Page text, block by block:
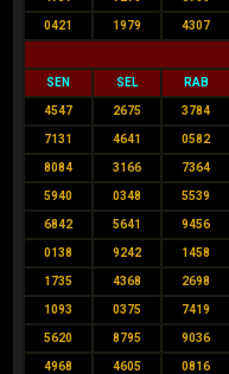
0421 1979 4307
SEN SEL RAB
4547 2675 3784
7131 4641 0582
8084 3166 7364
5940 0348 5539
6842 5641 9456
0138 9242 1458
1735 4368 2698
1093 0375 7419
5620 8795 9036
4968 4605 0816